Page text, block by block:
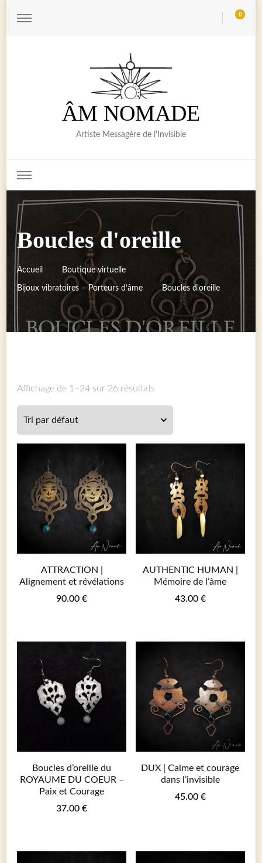
0
ÂM NOMADE
Artiste Messagère de l'Invisible
Boucles d'oreille
Accueil Boutique virtuelle
Bijoux vibratoires – Porteurs d’âme Boucles d'oreille
Affichage de 1–24 sur 26 résultats
ATTRACTION |
Alignement et révélations
90.00€
AUTHENTIC HUMAN |
Mémoire de l’âme
43.00 €
Boucles d’oreille du
ROYAUME DU COEUR –
Paix et Courage
37.00€
DUX | Calme et courage
dans l’invisible
45.00 €